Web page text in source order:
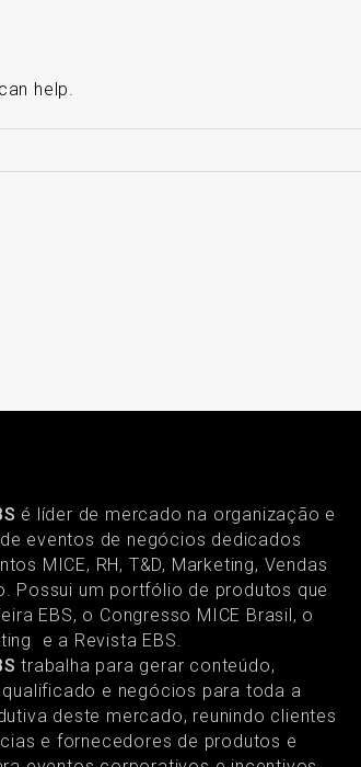
help.
é líder de mercado na organização e
eventos de negócios dedicados
MICE, RH, T&D, Marketing, Vendas
Possui um portfólio de produtos que
EBS, o Congresso MICE Brasil, o
e a Revista EBS.
trabalha para gerar conteúdo,
e negócios para toda a
deste mercado, reunindo clientes
e fornecedores de produtos e